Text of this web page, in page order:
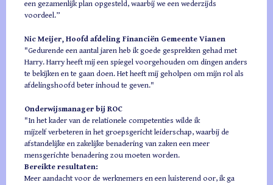
een gezamenlijk plan opgesteld, waarbij we een wederzijds
voordeel.”
Nic Meijer, Hoofd afdeling Financiën Gemeente Vianen
"Gedurende een aantal jaren heb ik goede gesprekken gehad met
Harry. Harry heeft mij een spiegel voorgehouden om dingen anders
te bekijken en te gaan doen. Het heeft mij geholpen om mijn rol als
afdelingshoofd beter inhoud te geven."
Onderwijsmanager bij ROC
"In het kader van de relationele competenties wilde ik
mijzelf verbeteren in het groepsgericht leiderschap, waarbij de
afstandelijke en zakelijke benadering van zaken een meer
mensgerichte benadering zou moeten worden.
Bereikte resultaten:
Meer aandacht voor de werknemers en een luisterend oor, ik ga